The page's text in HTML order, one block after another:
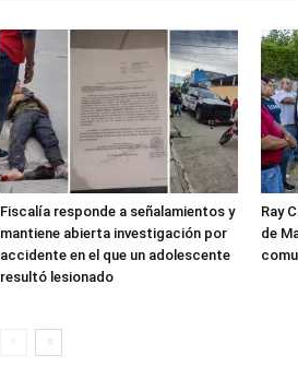
Fiscalía responde a señalamientos y
mantiene abierta investigación por
accidente en el que un adolescente
resultó lesionado
Ray
de